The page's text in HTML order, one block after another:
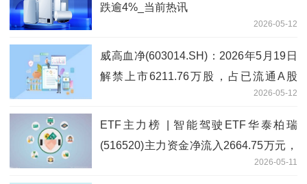
跌逾4%_当前热讯
2026-05-12
威高血净(603014.SH)：2026年5月19日
解禁上市6211.76万股，占已流通A股
2026-05-12
ETF主力榜 | 智能驾驶ETF华泰柏瑞
(516520)主力资金净流入2664.75万元，
2026-05-11